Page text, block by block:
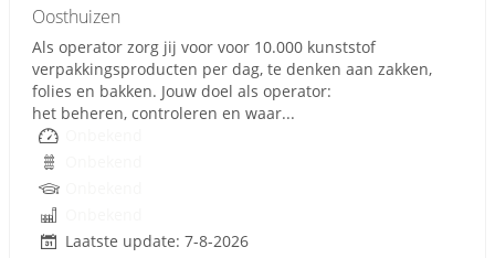
Oosthuizen
Als operator zorg jij voor voor 10.000 kunststof
verpakkingsproducten per dag, te denken aan zakken,
folies en bakken. Jouw doel als operator:
het beheren, controleren en waar...
Laatste update: 7-8-2026